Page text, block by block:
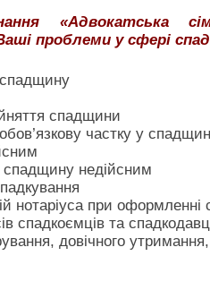
«Адвокатська
проблеми у сфері
спадщини
частку у
спадщину недійсним
нотаріуса при
спадкоємців та
довічного утримання,